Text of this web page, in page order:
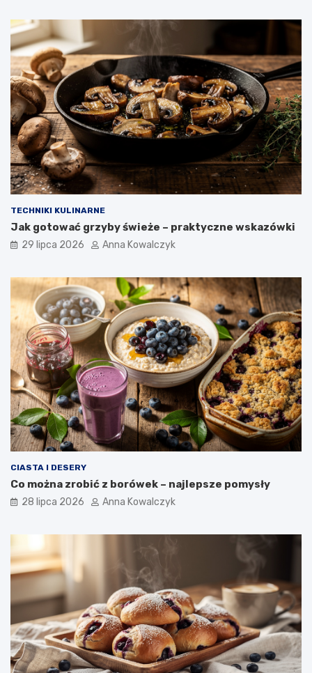
TECHNIKI KULINARNE
Jak gotować grzyby świeże – praktyczne wskazówki
29 lipca 2026 Anna Kowalczyk
CIASTA I DESERY
Co można zrobić z borówek – najlepsze pomysły
28 lipca 2026 Anna Kowalczyk